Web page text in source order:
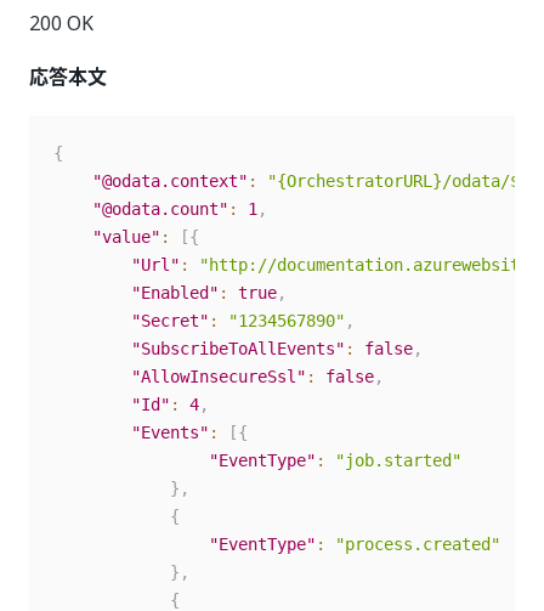
200 OK
応答本文
{
"@odata.context" :
"{OrchestratorURL}/odata/
"@odata.count" : 1 ,
"value" : [{
"Url" :
"http://
"Enabled" : true,
"Secret" : "1234567890" ,
"SubscribeToAllEvents" : false,
"AllowInsecureSsl" : false,
"Id" : 4,
"Events" : [{
"EventType" :
"job.started"
} ,
{
"EventType" :
"process.created"
} ,
{